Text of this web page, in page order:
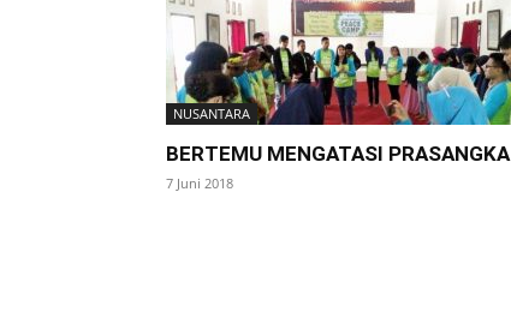
NUSANTARA
BERTEMU MENGATASI PRASANGKA
7 Juni 2018